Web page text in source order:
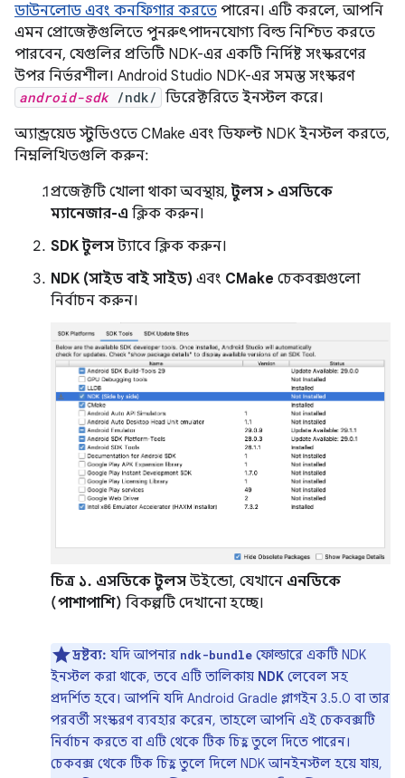
ডাউনলোড এবং কনফিগার করতে পারেন। এটি করলে, আপনি
এমন প্রোজেক্টগুলিতে পুনরুৎপাদনযোগ্য বিল্ড নিশ্চিত করতে
পারবেন, যেগুলির প্রতিটি NDK-এর একটি নির্দিষ্ট সংস্করণের
উপর নির্ভরশীল। Android Studio NDK-এর সমস্ত সংস্করণ
android-sdk/ndk/ ডিরেক্টরিতে ইনস্টল করে।
অ্যান্ড্রয়েড স্টুডিওতে CMake এবং ডিফল্ট NDK ইনস্টল করতে,
নিম্নলিখিতগুলি করুন:
প্রজেক্টটি খোলা থাকা অবস্থায়, টুলস > এসডিকে
ম্যানেজার-এ ক্লিক করুন।
SDK টুলস ট্যাবে ক্লিক করুন।
NDK (সাইড বাই সাইড) এবং CMake চেকবক্সগুলো
নির্বাচন করুন।
চিত্র ১. এসডিকে টুলস উইন্ডো, যেখানে এনডিকে
(পাশাপাশি) বিকল্পটি দেখানো হচ্ছে।
দ্রষ্টব্য: যদি আপনার ndk-bundle ফোল্ডারে একটি NDK
ইনস্টল করা থাকে, তবে এটি তালিকায় NDK লেবেল সহ
প্রদর্শিত হবে। আপনি যদি Android Gradle প্লাগইন 3.5.0 বা তার
পরবর্তী সংস্করণ ব্যবহার করেন, তাহলে আপনি এই চেকবক্সটি
নির্বাচন করতে বা এটি থেকে টিক চিহ্ন তুলে দিতে পারেন।
চেকবক্স থেকে টিক চিহ্ন তুলে দিলে NDK আনইনস্টল হয়ে যায়,